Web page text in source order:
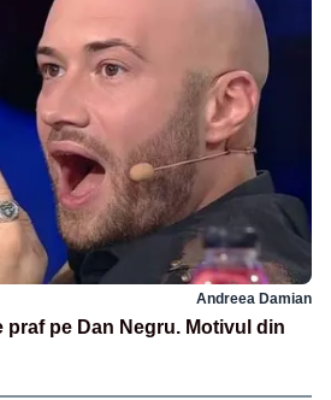
Andreea Damian
praf pe Dan Negru. Motivul din